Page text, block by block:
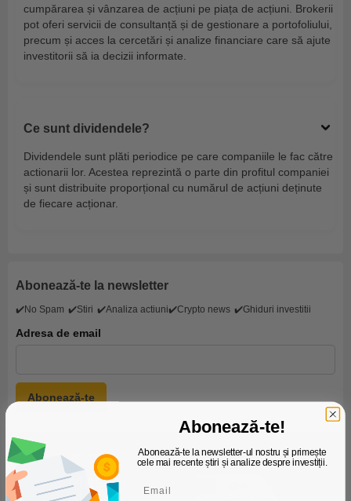
cumpărarea și vânzarea de acțiuni pe piața de acțiuni. Brokerii
pot oferi servicii de consultanță și de gestionare a portofoliului,
precum și acces la cercetări și analize financiare care să ajute
investitorii să ia decizii informate.
Ce sunt dividendele?
Dividendele sunt plăti periodice pe care companiile le fac către
actionarii lor. Acestea reprezintă o parte din profitul companiei
și sunt distribuite proporțional cu numărul de acțiuni deținute
de fiecare acționar.
Abonează-te la newsletter
✔️No Spam ✔️Stiri ✔️Analiza actiuni✔️Crypto news ✔️Ghiduri investitii
Adresa de email
Abonează-te!
Abonează-te la newsletter-ul nostru și primește
cele mai recente știri și analize despre investiții.